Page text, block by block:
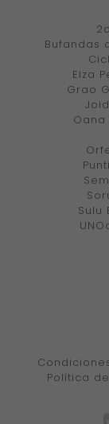
Bufandas
Elza
Grao
Oana
Sulu
Política